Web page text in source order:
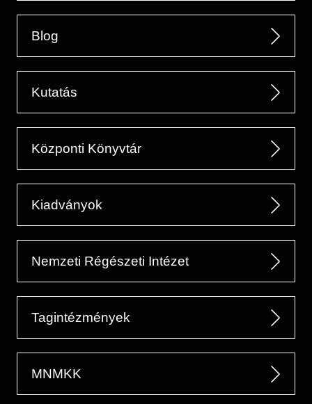
Blog
Kutatás
Központi Könyvtár
Kiadványok
Nemzeti Régészeti Intézet
Tagintézmények
MNMKK